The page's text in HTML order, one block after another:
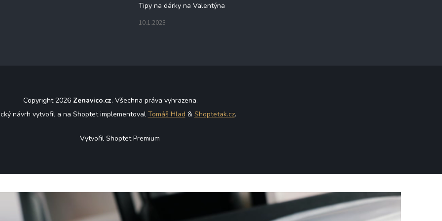
Tipy na dárky na Valentýna
10.1.2023
Copyright 2026 Zenavico.cz. Všechna práva vyhrazena.
návrh vytvořil a na Shoptet implementoval Tomáš Hlad & Shoptetak.cz.
Vytvořil Shoptet Premium